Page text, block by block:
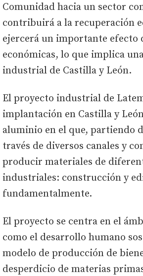
Comunidad hacia un sector
contribuirá a la recuperación
ejercerá un importante efecto
económicas, lo que implica
industrial de Castilla y León.
El proyecto industrial de
implantación en Castilla y
aluminio en el que, partiendo
través de diversos canales y
producir materiales de
industriales: construcción y
fundamentalmente.
El proyecto se centra en el
como el desarrollo humano
modelo de producción de
desperdicio de materias